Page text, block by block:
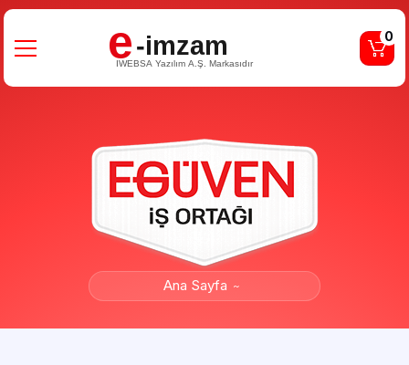
e-imzam
IWEBSA Yazılım A.Ş. Markasıdır
0
Ana Sayfa